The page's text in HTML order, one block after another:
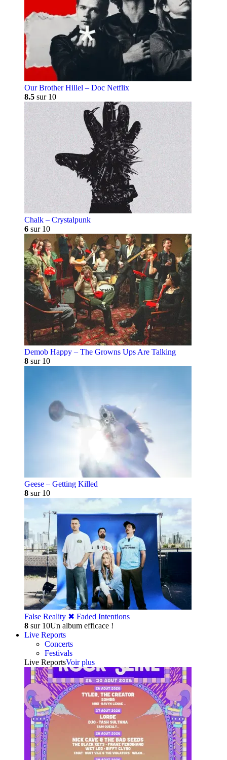
Our Brother Hillel – Doc Netflix
8.5 sur 10
Chalk – Crystalpunk
6 sur 10
Demob Happy – The Growns Ups Are Talking
8 sur 10
Geese – Getting Killed
8 sur 10
False Reality ✖︎ Faded Intentions
8 sur 10Un album efficace !
Live Reports
Concerts
Festivals
Live ReportsVoir plus